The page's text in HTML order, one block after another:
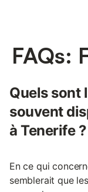
FAQs:
Quels sont
souvent
à Tenerife ?
En ce qui
semblerait que